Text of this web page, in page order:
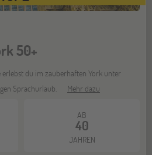
50+
du im zauberhaften York unter
Sprachurlaub.
Mehr dazu
AB
40
JAHREN